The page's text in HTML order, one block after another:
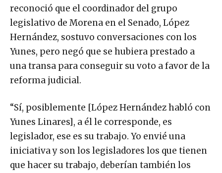
reconoció que el coordinador del grupo
legislativo de Morena en el Senado, López
Hernández, sostuvo conversaciones con los
Yunes, pero negó que se hubiera prestado a
una transa para conseguir su voto a favor de la
reforma judicial.
“Sí, posiblemente [López Hernández habló con
Yunes Linares], a él le corresponde, es
legislador, ese es su trabajo. Yo envié una
iniciativa y son los legisladores los que tienen
que hacer su trabajo, deberían también los